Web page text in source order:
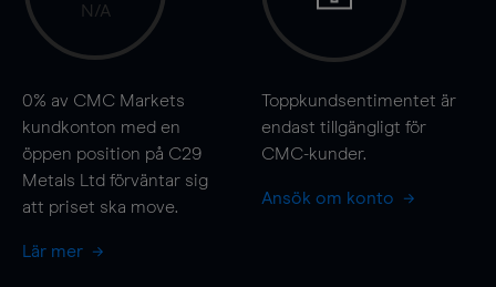
N/A
0% av CMC Markets
kundkonton med en
öppen position på C29
Metals Ltd förväntar sig
att priset ska move.
Lär mer
Toppkundsentimentet är
endast tillgängligt för
CMC-kunder.
Ansök om konto